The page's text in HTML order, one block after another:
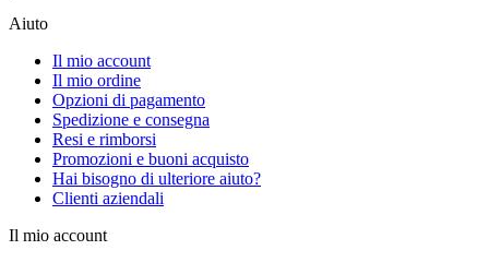
Aiuto
Il mio account
Il mio ordine
Opzioni di pagamento
Spedizione e consegna
Resi e rimborsi
Promozioni e buoni acquisto
Hai bisogno di ulteriore aiuto?
Clienti aziendali
Il mio account